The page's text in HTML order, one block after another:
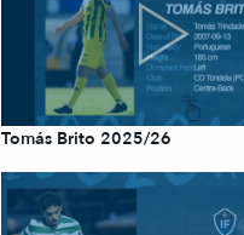
Tomás Brito 2025/26